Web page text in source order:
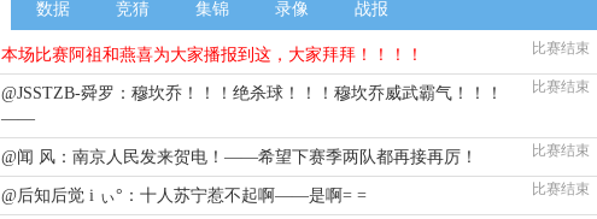
数据 竞猜 集锦 录像 战报
本场比赛阿祖和燕喜为大家播报到这，大家拜拜！！！！ 比赛结束
@JSSTZB-舜罗：穆坎乔！！！绝杀球！！！穆坎乔威武霸气！！！
——
比赛结束
@闻 风：南京人民发来贺电！——希望下赛季两队都再接再厉！ 比赛结束
@后知后觉 i ぃ°：十人苏宁惹不起啊——是啊= = 比赛结束